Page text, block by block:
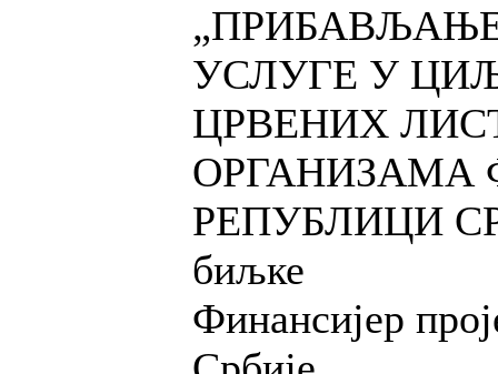
УСЛУГЕ У
ЦРВЕНИХ
ОРГАНИЗАМА
РЕПУБЛИЦИ
биљке
Финансијер